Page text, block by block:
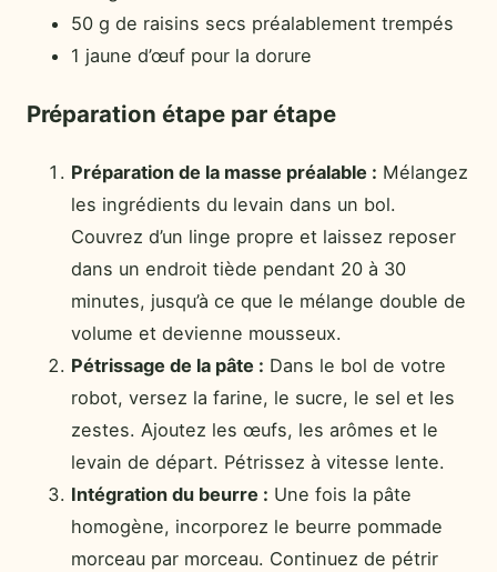
50 g de raisins secs préalablement trempés
1 jaune d’œuf pour la dorure
Préparation étape par étape
Préparation de la masse préalable : Mélangez
les ingrédients du levain dans un bol.
Couvrez d’un linge propre et laissez reposer
dans un endroit tiède pendant 20 à 30
minutes, jusqu’à ce que le mélange double de
volume et devienne mousseux.
Pétrissage de la pâte : Dans le bol de votre
robot, versez la farine, le sucre, le sel et les
zestes. Ajoutez les œufs, les arômes et le
levain de départ. Pétrissez à vitesse lente.
Intégration du beurre : Une fois la pâte
homogène, incorporez le beurre pommade
morceau par morceau. Continuez de pétrir